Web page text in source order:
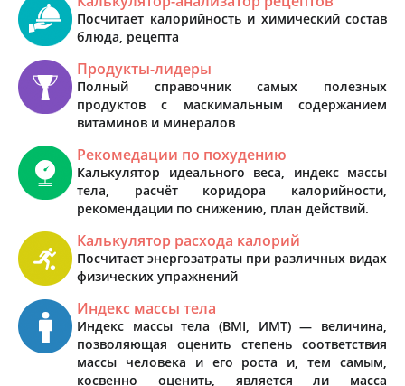
Посчитает калорийность и химический состав
блюда, рецепта
Продукты-лидеры
Полный справочник самых полезных
продуктов с маскимальным содержанием
витаминов и минералов
Рекомедации по похудению
Калькулятор идеального веса, индекс массы
тела, расчёт коридора калорийности,
рекомендации по снижению, план действий.
Калькулятор расхода калорий
Посчитает энергозатраты при различных видах
физических упражнений
Индекс массы тела
Индекс массы тела (BMI, ИМТ) — величина,
позволяющая оценить степень соответствия
массы человека и его роста и, тем самым,
косвенно оценить, является ли масса